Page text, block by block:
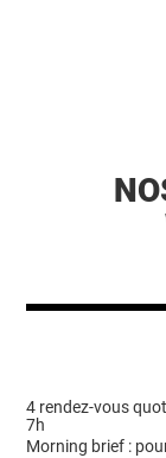
4 rendez-vous
7h
Morning brief :